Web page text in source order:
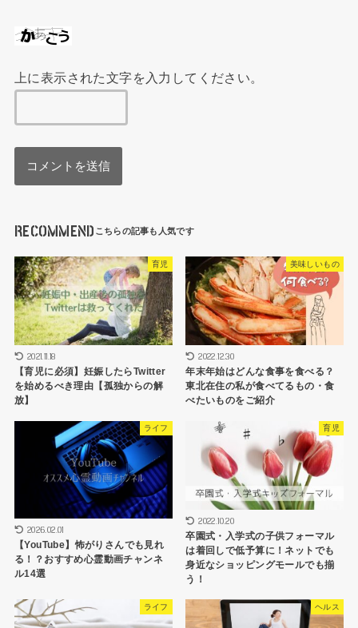
上に表示された文字を入力してください。
RECOMMEND
育児
2021.11.18
【育児に必須】妊娠したらTwitter
を始めるべき理由【孤独からの解
放】
美味しいもの
2022.12.30
年末年始はどんな食事を食べる？
東北在住の私が食べてるもの・食
べたいものをご紹介
ライフ
2026.02.01
【YouTube】怖がりさんでも見れ
る！？おすすめ心霊動画チャンネ
ル14選
育児
2022.10.20
卒園式・入学式の子供フォーマル
は着回しで低予算に！ネットでも
身近なショッピングモールでも揃
う！
ライフ ヘルス